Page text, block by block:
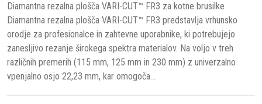
Diamantna rezalna plošča VARI-CUT™ FR3 za kotne brusilke
Diamantna rezalna plošča VARI-CUT™ FR3 predstavlja vrhunsko
orodje za profesionalce in zahtevne uporabnike, ki potrebujejo
zanesljivo rezanje širokega spektra materialov. Na voljo v treh
različnih premerih (115 mm, 125 mm in 230 mm) z univerzalno
vpenjalno osjo 22,23 mm, kar omogoča...